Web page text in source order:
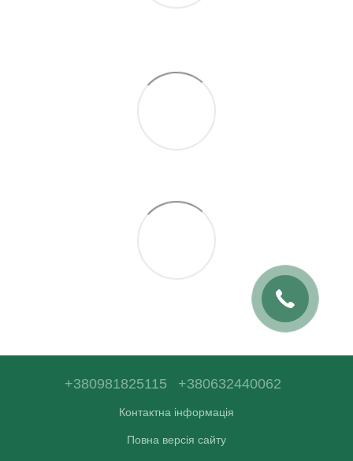
+380981825115 +380632440062
Контактна інформація
Повна версія сайту